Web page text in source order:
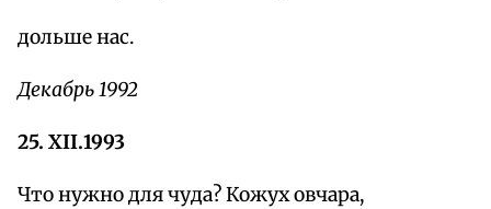
дольше нас.
Декабрь 1992
25. XII.1993
Что нужно для чуда? Кожух овчара,